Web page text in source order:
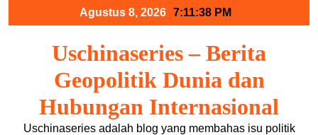
Agustus 8, 2026 7:11:39 PM
Uschinaseries – Berita
Geopolitik Dunia dan
Hubungan Internasional
Uschinaseries adalah blog yang membahas isu politik